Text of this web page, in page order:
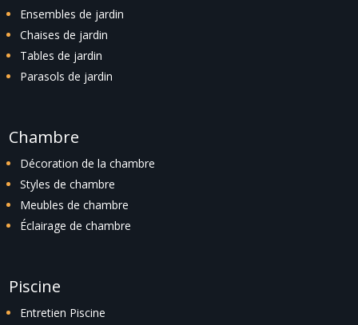
Ensembles de jardin
Chaises de jardin
Tables de jardin
Parasols de jardin
Chambre
Décoration de la chambre
Styles de chambre
Meubles de chambre
Éclairage de chambre
Piscine
Entretien Piscine